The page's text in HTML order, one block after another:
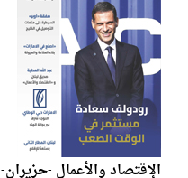
الإقتصاد والأعمال -حزيران-